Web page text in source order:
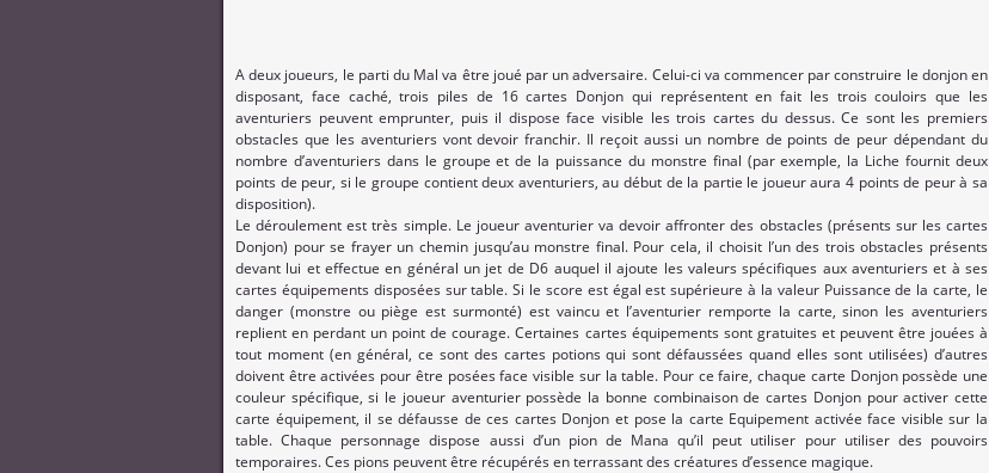
A deux joueurs, le parti du Mal va être joué par un adversaire. Celui-ci va commencer par construire le donjon en
disposant, face caché, trois piles de 16 cartes Donjon qui représentent en fait les trois couloirs que les
aventuriers peuvent emprunter, puis il dispose face visible les trois cartes du dessus. Ce sont les premiers
obstacles que les aventuriers vont devoir franchir. Il reçoit aussi un nombre de points de peur dépendant du
nombre d’aventuriers dans le groupe et de la puissance du monstre final (par exemple, la Liche fournit deux
points de peur, si le groupe contient deux aventuriers, au début de la partie le joueur aura 4 points de peur à sa
disposition).
Le déroulement est très simple. Le joueur aventurier va devoir affronter des obstacles (présents sur les cartes
Donjon) pour se frayer un chemin jusqu’au monstre final. Pour cela, il choisit l’un des trois obstacles présents
devant lui et effectue en général un jet de D6 auquel il ajoute les valeurs spécifiques aux aventuriers et à ses
cartes équipements disposées sur table. Si le score est égal est supérieure à la valeur Puissance de la carte, le
danger (monstre ou piège est surmonté) est vaincu et l’aventurier remporte la carte, sinon les aventuriers
replient en perdant un point de courage. Certaines cartes équipements sont gratuites et peuvent être jouées à
tout moment (en général, ce sont des cartes potions qui sont défaussées quand elles sont utilisées) d’autres
doivent être activées pour être posées face visible sur la table. Pour ce faire, chaque carte Donjon possède une
couleur spécifique, si le joueur aventurier possède la bonne combinaison de cartes Donjon pour activer cette
carte équipement, il se défausse de ces cartes Donjon et pose la carte Equipement activée face visible sur la
table. Chaque personnage dispose aussi d’un pion de Mana qu’il peut utiliser pour utiliser des pouvoirs
temporaires. Ces pions peuvent être récupérés en terrassant des créatures d’essence magique.